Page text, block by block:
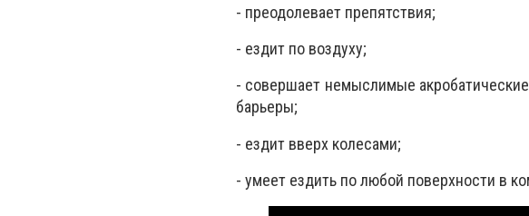
- преодолевает препятствия;
- ездит по воздуху;
- совершает немыслимые
барьеры;
- ездит вверх колесами;
- умеет ездить по любой поверхности в